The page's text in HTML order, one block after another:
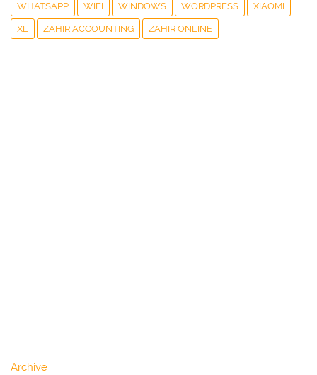
WHATSAPP WIFI WINDOWS WORDPRESS XIAOMI
XL ZAHIR ACCOUNTING ZAHIR ONLINE
Archive